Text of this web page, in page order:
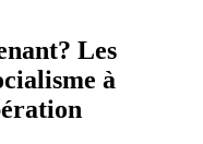
Les
à